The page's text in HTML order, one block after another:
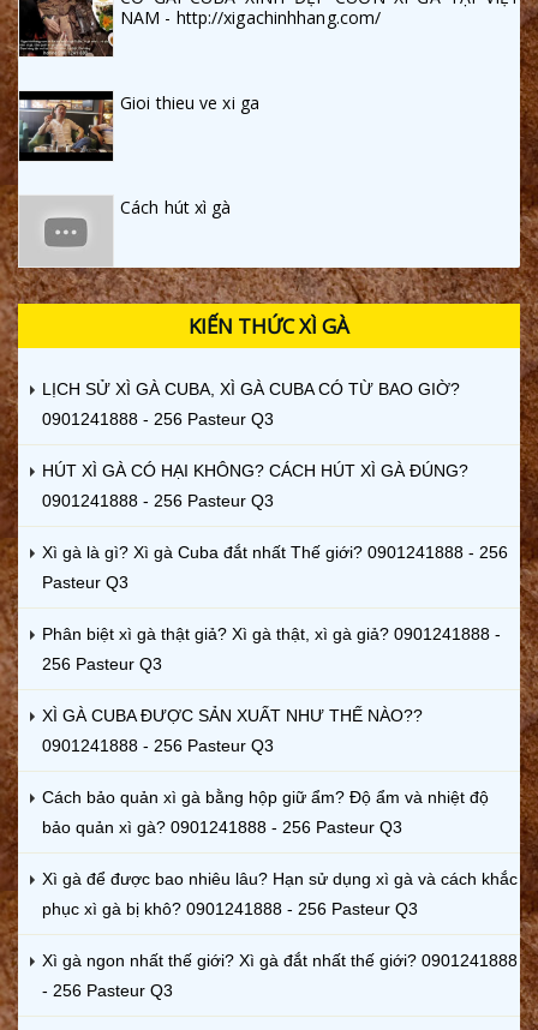
NAM - http://xigachinhhang.com/
Gioi thieu ve xi ga
Cách hút xì gà
KIẾN THỨC XÌ GÀ
LỊCH SỬ XÌ GÀ CUBA, XÌ GÀ CUBA CÓ TỪ BAO GIỜ?
0901241888 - 256 Pasteur Q3
HÚT XÌ GÀ CÓ HẠI KHÔNG? CÁCH HÚT XÌ GÀ ĐÚNG?
0901241888 - 256 Pasteur Q3
Xì gà là gì? Xì gà Cuba đắt nhất Thế giới? 0901241888 - 256
Pasteur Q3
Phân biệt xì gà thật giả? Xì gà thật, xì gà giả? 0901241888 -
256 Pasteur Q3
XÌ GÀ CUBA ĐƯỢC SẢN XUẤT NHƯ THẾ NÀO??
0901241888 - 256 Pasteur Q3
Cách bảo quản xì gà bằng hộp giữ ẩm? Độ ẩm và nhiệt độ
bảo quản xì gà? 0901241888 - 256 Pasteur Q3
Xì gà để được bao nhiêu lâu? Hạn sử dụng xì gà và cách khắc
phục xì gà bị khô? 0901241888 - 256 Pasteur Q3
Xì gà ngon nhất thế giới? Xì gà đắt nhất thế giới? 0901241888
- 256 Pasteur Q3